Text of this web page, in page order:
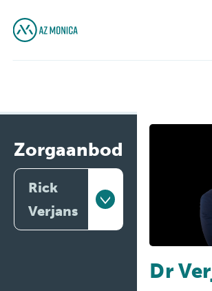
Zorgaanbod
Rick
Verjans
Dr